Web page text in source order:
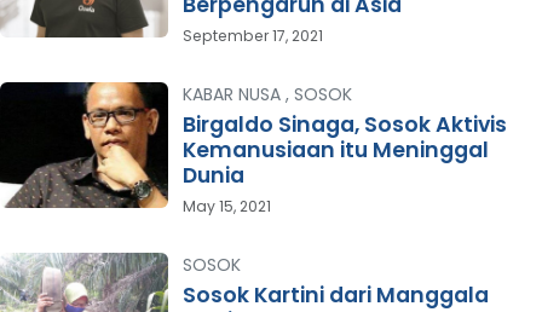
September 17, 2021
KABAR NUSA , SOSOK
Birgaldo Sinaga, Sosok Aktivis
Kemanusiaan itu Meninggal
Dunia
May 15, 2021
SOSOK
Sosok Kartini dari Manggala